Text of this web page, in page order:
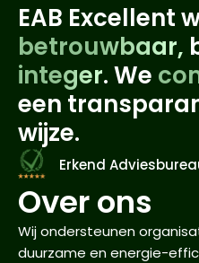
Over ons
Wij ondersteunen
duurzame en energie-
EAB Excellent
betrouwbaar,
integer. We
een
wijze.
Erkend